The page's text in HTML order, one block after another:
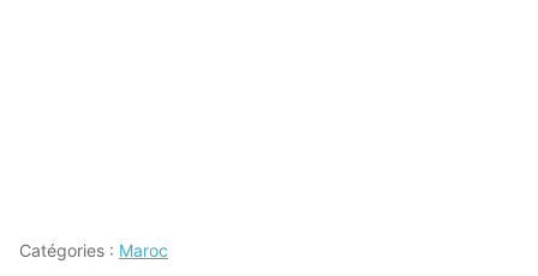
Catégories : Maroc